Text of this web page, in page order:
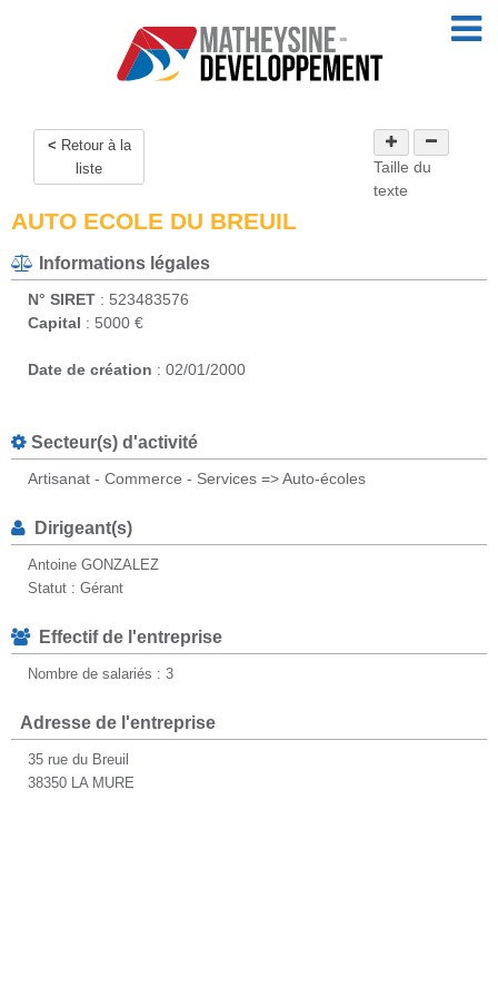
Retour à la
liste
Taille du
texte
AUTO ECOLE DU BREUIL
Informations légales
N° SIRET : 523483576
Capital : 5000 €
Date de création : 02/01/2000
Secteur(s) d'activité
Artisanat - Commerce - Services => Auto-écoles
Dirigeant(s)
Antoine GONZALEZ
Statut : Gérant
Effectif de l'entreprise
Nombre de salariés : 3
Adresse de l'entreprise
35 rue du Breuil
38350 LA MURE